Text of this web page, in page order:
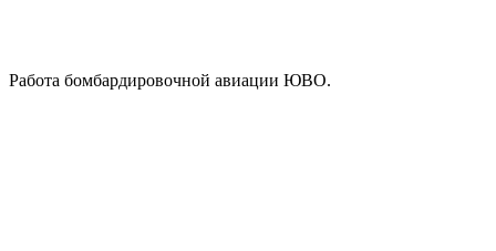
Работа бомбардировочной авиации ЮВО.